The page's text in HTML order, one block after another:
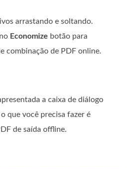
arrastando e soltando.
Economize botão para
combinação de PDF online.
a caixa de diálogo
que você precisa fazer é
de saída offline.